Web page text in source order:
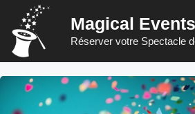
contenu
Magical Events
Réserver votre Spectacle